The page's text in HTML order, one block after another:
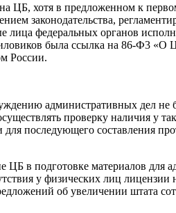
ЦБ, хотя в предложенном к
законодательства,
федеральных органов
была ссылка на 86-Ф3 «О
России.
административных дел
проверку наличия у
последующего составления
ЦБ в подготовке материалов для
у физических лиц лицензии
об увеличении штата